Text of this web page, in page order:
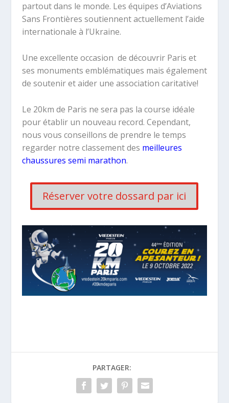
partout dans le monde. Les équipes d’Aviations
Sans Frontières soutiennent actuellement l’aide
internationale à l’Ukraine.
Une excellente occasion de découvrir Paris et
ses monuments emblématiques mais également
de soutenir et aider une association caritative!
Le 20km de Paris ne sera pas la course idéale
pour établir un nouveau record. Cependant,
nous vous conseillons de prendre le temps
regarder notre classement des meilleures
chaussures semi marathon.
Réserver votre dossard par ici
PARTAGER: